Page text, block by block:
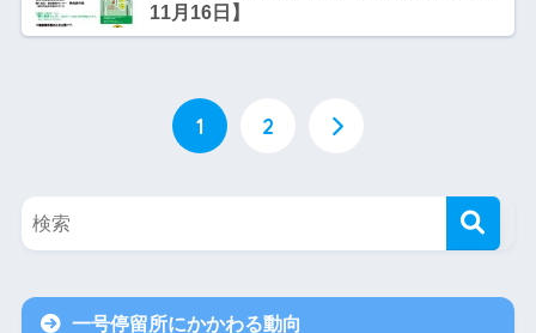
11月16日】
1 2
一号停留所にかかわる動向